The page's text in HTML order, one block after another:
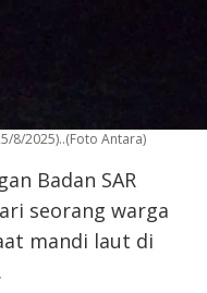
8/2025)..(Foto Antara)
Badan SAR
seorang warga
mandi laut di